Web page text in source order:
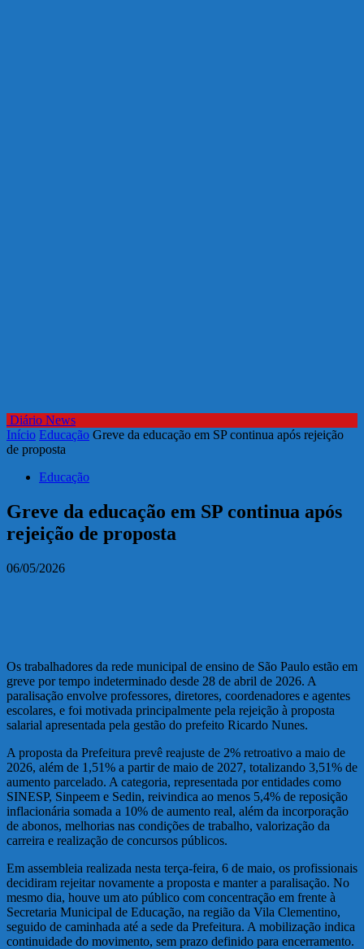
Diário News
Início Educação Greve da educação em SP continua após rejeição
de proposta
Educação
Greve da educação em SP continua após
rejeição de proposta
06/05/2026
Os trabalhadores da rede municipal de ensino de São Paulo estão em
greve por tempo indeterminado desde 28 de abril de 2026. A
paralisação envolve professores, diretores, coordenadores e agentes
escolares, e foi motivada principalmente pela rejeição à proposta
salarial apresentada pela gestão do prefeito Ricardo Nunes.
A proposta da Prefeitura prevê reajuste de 2% retroativo a maio de
2026, além de 1,51% a partir de maio de 2027, totalizando 3,51% de
aumento parcelado. A categoria, representada por entidades como
SINESP, Sinpeem e Sedin, reivindica ao menos 5,4% de reposição
inflacionária somada a 10% de aumento real, além da incorporação
de abonos, melhorias nas condições de trabalho, valorização da
carreira e realização de concursos públicos.
Em assembleia realizada nesta terça-feira, 6 de maio, os profissionais
decidiram rejeitar novamente a proposta e manter a paralisação. No
mesmo dia, houve um ato público com concentração em frente à
Secretaria Municipal de Educação, na região da Vila Clementino,
seguido de caminhada até a sede da Prefeitura. A mobilização indica
continuidade do movimento, sem prazo definido para encerramento.